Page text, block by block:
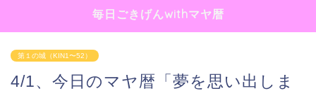
毎日ごきげんwithマヤ暦
第１の城（KIN1〜52）
4/1、今日のマヤ暦「夢を思い出しま